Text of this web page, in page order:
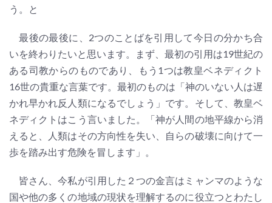
う。と
最後の最後に、2つのことばを引用して今日の分かち合
いを終わりたいと思います。まず、最初の引用は19世紀の
ある司教からのものであり、もう1つは教皇ベネディクト
16世の貴重な言葉です。最初のものは「神のいない人は遅
かれ早かれ反人類になるでしょう」です。そして、教皇ベ
ネディクトはこう言いました。「神が人間の地平線から消
えると、人類はその方向性を失い、自らの破壊に向けて一
歩を踏み出す危険を冒します」。
皆さん、今私が引用した２つの金言はミャンマのような
国や他の多くの地域の現状を理解するのに役立つとわたし